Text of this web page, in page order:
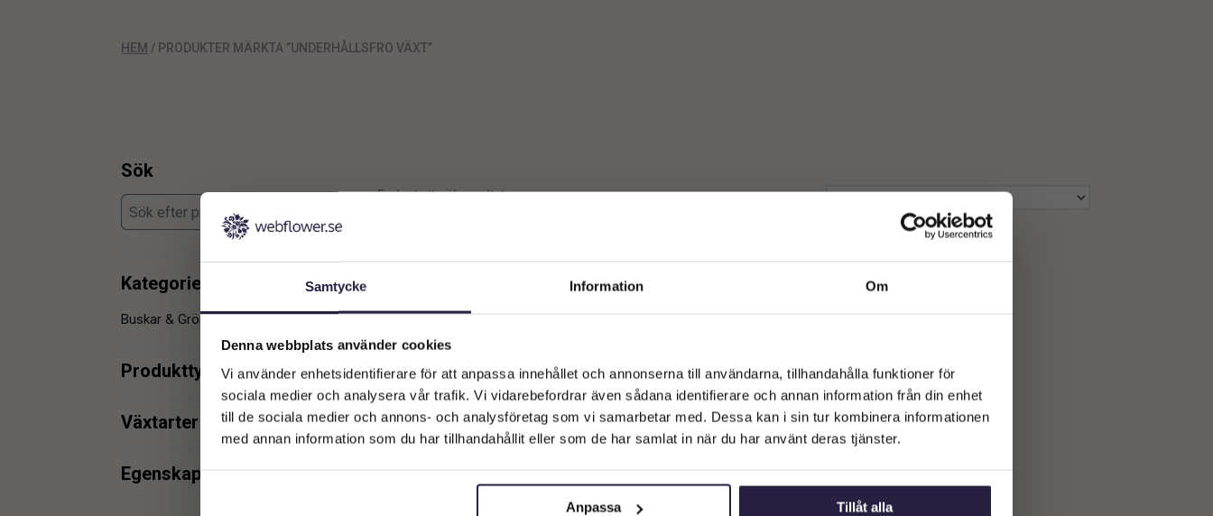
Samtycke Information Om
Denna webbplats använder cookies
Vi använder enhetsidentifierare för att anpassa innehållet och annonserna till användarna, tillhandahålla funktioner för
sociala medier och analysera vår trafik. Vi vidarebefordrar även sådana identifierare och annan information från din enhet
till de sociala medier och annons- och analysföretag som vi samarbetar med. Dessa kan i sin tur kombinera informationen
med annan information som du har tillhandahållit eller som de har samlat in när du har använt deras tjänster.
Anpassa Tillåt alla
HEM / PRODUKTER MÄRKTA ”UNDERHÅLLSFRO VÄXT”
Sök
Kategorier
Buskar & Gröna träd 1
Produkttyper
konstgjord växt
1
konstgjort träd
1
premium konstväxt
1
Växtarter
Egenskaper
Endast ett sökresultat
Robusta äkta stam Grön 120 cm
6399kr
Välkommen till Webflower
Vilken typ av kund är du? Du kan alltid justera ditt val längst upp
Företagskund (exkl. moms)